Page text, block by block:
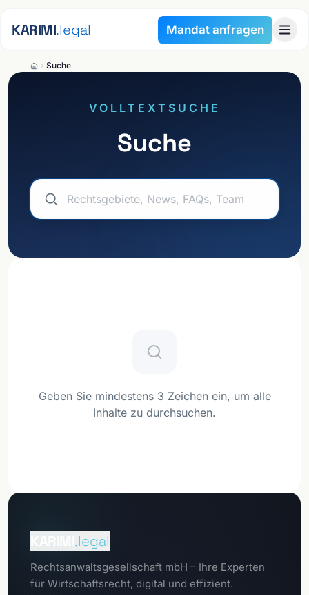
KARIMI.legal Mandat anfragen
Suche
VOLLTEXTSUCHE
Suche
Geben Sie mindestens 3 Zeichen ein, um alle
Inhalte zu durchsuchen.
.legal
Rechtsanwaltsgesellschaft mbH – Ihre Experten
für Wirtschaftsrecht, digital und effizient.
Zum
Datenschutzportal